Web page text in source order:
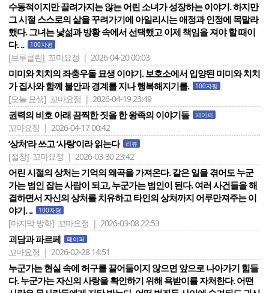
수동적이지만 끌려가지는 않는 어린 소녀가 성장하는 이야기. 하지만
그 시절 스스로의 삶을 꾸려가기에 아일리시는 애정과 인정에 목말라
했다. 그녀는 낯섦과 방황 속에서 선택했고 이제 책임을 져야 할 때이
다. ..
100자평
[브루클린] 꼬마요정 | 2026-04-20 00:03
미미와 치치의 좌충우돌 묘생 이야기. 보호소에서 입양된 미미와 치치
가 집사와 함께 불안과 경계를 지나 행복해지기를.
100자평
[오늘 묘생] 꼬마요정 | 2026-04-19 23:49
권력의 비호 아래 끔찍한 짓을 한 왕족의 이야기들 페이퍼
꼬마요정 | 2026-04-17 00:42
‘상처‘라 쓰고 ‘사랑‘이라 읽는다 리뷰
[절창] 꼬마요정 | 2026-03-30 23:42
어린 시절의 상처는 기억의 왜곡을 가져온다. 같은 일을 겪어도 누군
가는 범인 잡는 사람이 되고, 누군가는 범인이 된다. 여러 사건들을 해
결하면서 자신의 상처를 치유하고 타인의 상처까지 어루만져주는 이
야기. ..
100자평
[마지막 방화] 꼬마요정 | 2026-03-08 22:53
괴담과 파르페 페이퍼
꼬마요정 | 2026-02-28 14:51
누군가는 현실 속에 허구를 끌어들이지 않으면 앞으로 나아가기 힘들
다. 누군가는 자신의 사랑을 확인하기 위해 욕받이를 자처한다. 어떤